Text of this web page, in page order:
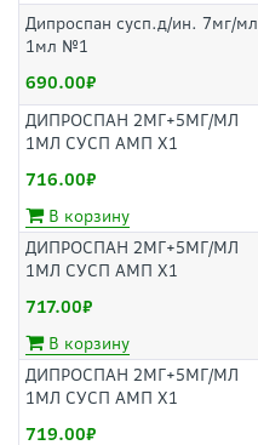
Дипроспан сусп.д/ин. 7мг/мл
1мл №1
690.00
ДИПРОСПАН 2МГ+5МГ/МЛ
1МЛ СУСП АМП Х1
716.00
В корзину
ДИПРОСПАН 2МГ+5МГ/МЛ
1МЛ СУСП АМП Х1
717.00
В корзину
ДИПРОСПАН 2МГ+5МГ/МЛ
1МЛ СУСП АМП Х1
719.00